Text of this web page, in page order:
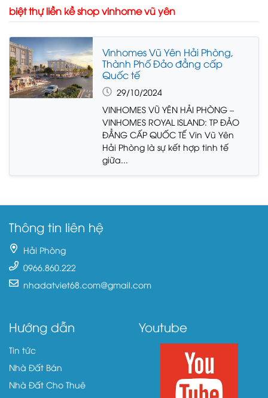
biệt thự liền kề shop vinhome vũ yên
Vinhomes Vũ Yên Hải Phòng,
Thành Phố Đảo đẳng cấp
Quốc tế
29/10/2024
VINHOMES VŨ YÊN HẢI PHÒNG –
VINHOMES ROYAL ISLAND: TP ĐẢO
ĐẲNG CẤP QUỐC TẾ Vin Vũ Yên
Hải Phòng là sự kết hợp tinh tế
giữa...
Thông tin liên hệ
Hải Phòng
0966.860.222
nhadatviet68.com@gmail.com
Hướng dẫn
Tin tức
Nhà Đất Bán
Nhà Đất Cho Thuê
Youtube